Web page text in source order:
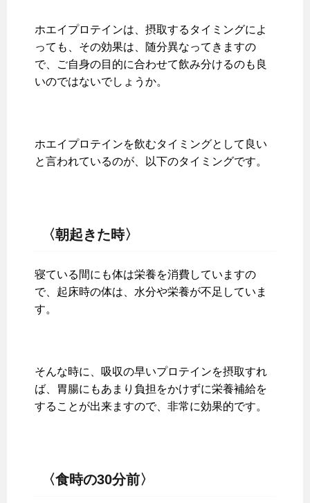
ホエイプロテインは、摂取するタイミングによ
っても、その効果は、随分異なってきますの
で、ご自身の目的に合わせて飲み分けるのも良
いのではないでしょうか。
ホエイプロテインを飲むタイミングとして良い
と言われているのが、以下のタイミングです。
〈朝起きた時〉
寝ている間にも体は栄養を消費していますの
で、起床時の体は、水分や栄養が不足していま
す。
そんな時に、吸収の早いプロテインを摂取すれ
ば、胃腸にもあまり負担をかけずに栄養補給を
することが出来ますので、非常に効果的です。
〈食時の30分前〉